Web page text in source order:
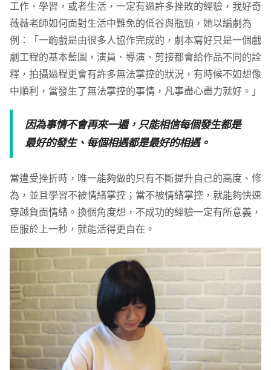
工作、學習，或者生活，一定有過許多挫敗的經驗，我好奇
薇薇老師如何面對生活中難免的低谷與瓶頸，她以編劇為
例：「一齣戲是由很多人協作完成的，劇本寫好只是一個戲
劇工程的基本藍圖，演員、導演、剪接都會給作品不同的詮
釋，拍攝過程更會有許多無法掌控的狀況，有時候不如想像
中順利，當發生了無法掌控的事情，凡事盡心盡力就好。」
因為事情不會再來一遍，只能相信每個發生都是
最好的發生、每個相遇都是最好的相遇。
當遭受挫折時，唯一能夠做的只有不斷提升自己的高度、修
為，並且學習不被情緒掌控；當不被情緒掌控，就能夠快速
穿越負面情緒。換個角度想，不成功的經驗一定有所意義，
臣服於上一秒，就能活得更自在。